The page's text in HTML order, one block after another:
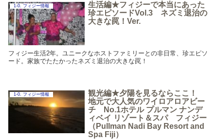
1-0. フィジー情報
生活編★フィジーで本当にあった
珍エピソードVol.3 ネズミ退治の
大きな罠！Ver.
フィジー生活2年。ユニークなホストファミリーとの非日常、珍エピソ
ード。家族でたたかったネズミ退治の大きな罠！
1-0. フィジー情報
観光編★夕陽を見るならここ！
地元で大人気のワイロアロアビー
チ No.1ホテル プルマン ナンデ
ィベイ リゾート＆スパ フィジー
（Pullman Nadi Bay Resort and
Spa Fiji）